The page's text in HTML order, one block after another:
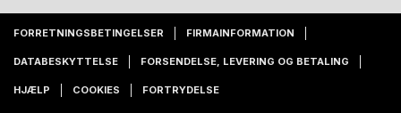
FORRETNINGSBETINGELSER FIRMAINFORMATION
DATABESKYTTELSE FORSENDELSE, LEVERING OG BETALING
HJÆLP COOKIES FORTRYDELSE